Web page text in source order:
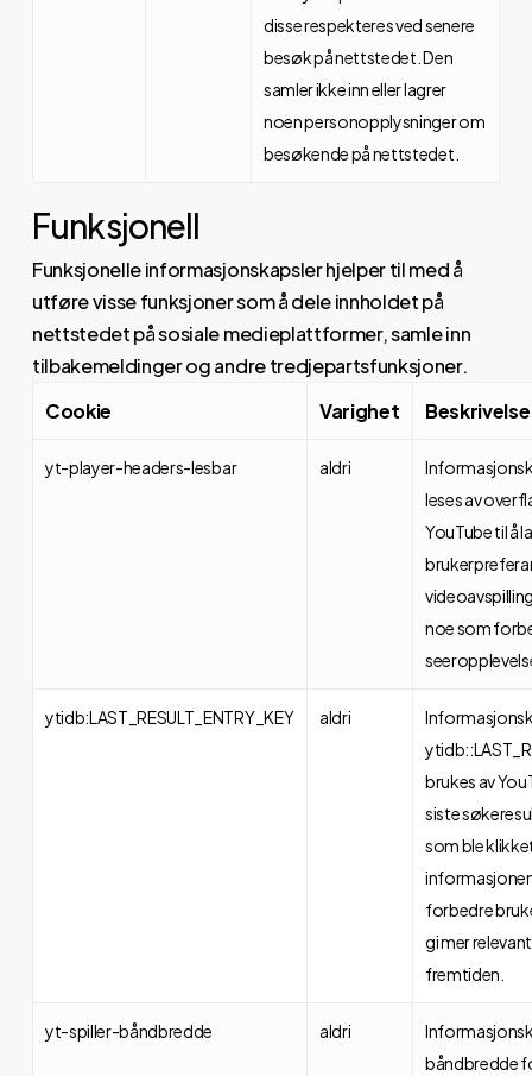
disse respekteres ved senere
besøk på nettstedet. Den
samler ikke inn eller lagrer
noen personopplysninger om
besøkende på nettstedet.
Funksjonell
Funksjonelle informasjonskapsler hjelper til med å
utføre visse funksjoner som å dele innholdet på
nettstedet på sosiale medieplattformer, samle inn
tilbakemeldinger og andre tredjepartsfunksjoner.
Cookie
Varighet Beskrivelse
yt-player-headers-lesbar aldri
leses av
YouTube til å
noe som
ytidb:LAST_RESULT_ENTRY_KEY aldri
brukes av
siste
som ble
forbedre
gi mer
fremtiden.
yt-spiller-båndbredde aldri
båndbredde